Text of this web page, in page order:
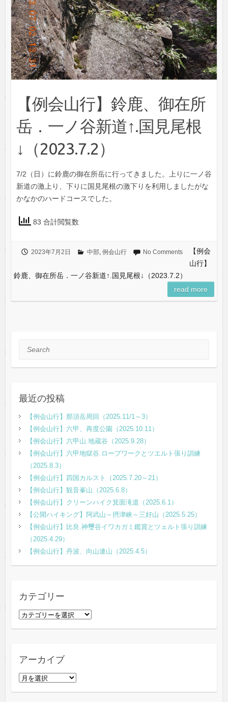
【例会山行】鈴鹿、御在所
岳．一ノ谷新道↑.国見尾根
↓（2023.7.2）
7/2（日）に鈴鹿の御在所岳に行ってきました。上りに一ノ谷
新道の激上り、下りに国見尾根の激下りを利用しましたがな
かなかのハードコースでした。
83 合計閲覧数
2023年7月2日 中部, 例会山行 No Comments
【例会
山行】
鈴鹿、御在所岳．一ノ谷新道↑.国見尾根↓（2023.7.2）
read more
Search
最近の投稿
【例会山行】那須岳周回（2025.11/1～3）
【例会山行】六甲、再度公園（2025.10.11）
【例会山行】六甲山.地蔵谷（2025.9.28）
【例会山行】六甲地獄谷.ロープワークとツエルト張り訓練
（2025.8.3）
【例会山行】四国カルスト（2025.7.20～21）
【例会山行】観音峯山（2025.6.8）
【例会山行】クリーンハイク箕面滝道（2025.6.1）
【公開ハイキング】阿武山～摂津峡～三好山（2025.5.25）
【例会山行】比良.神璽谷イワカガミ鑑賞とツェルト張り訓練
（2025.4.29）
【例会山行】丹波、向山連山（2025.4.5）
カテゴリー
カ
ー
アーカイブ
ア